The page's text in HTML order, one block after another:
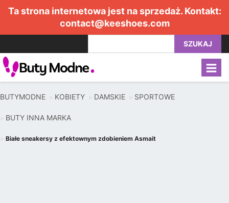
Ta strona internetowa jest na sprzedaż. Kontakt:
contact@keeshoes.com
SZUKAJ
BUTYMODNE KOBIETY DAMSKIE SPORTOWE
BUTY INNA MARKA
Białe sneakersy z efektownym zdobieniem Asmait